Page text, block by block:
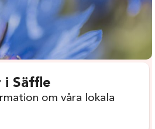
i Säffle
om våra lokala